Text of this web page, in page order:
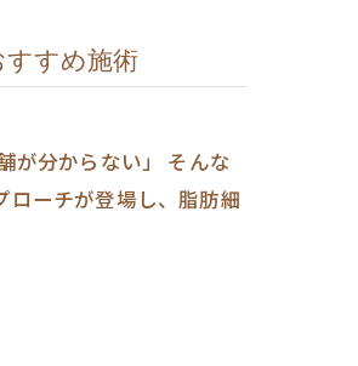
すめ施術
が分からない」 そんな
ローチが登場し、脂肪細